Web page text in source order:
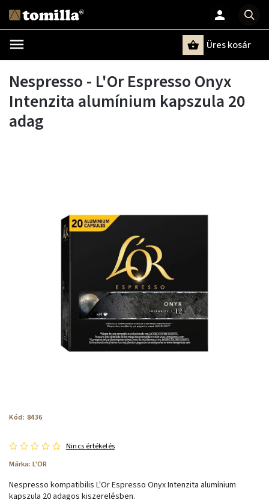
Üres kosár
Nespresso - L'Or Espresso Onyx
Intenzita alumínium kapszula 20
adag
Kód: 8436
Nincs értékelés
Márka: L'OR
Nespresso kompatibilis L'Or Espresso Onyx Intenzita alumínium
kapszula 20 adagos kiszerelésben.